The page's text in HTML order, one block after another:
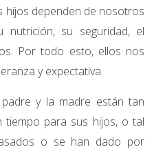
hijos dependen de nosotros
su seguridad, el
Por todo esto, ellos nos
y expectativa.
y la madre están tan
tiempo para sus hijos, o tal
o se han dado por